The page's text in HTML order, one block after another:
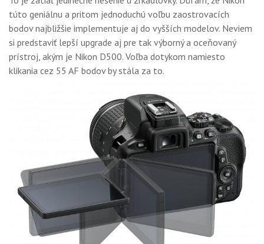
túto geniálnu a pritom jednoduchú voľbu zaostrovacích
bodov najbližšie implementuje aj do vyšších modelov. Neviem
si predstaviť lepší upgrade aj pre tak výborný a oceňovaný
prístroj, akým je Nikon D500. Voľba dotykom namiesto
klikania cez 55 AF bodov by stála za to.